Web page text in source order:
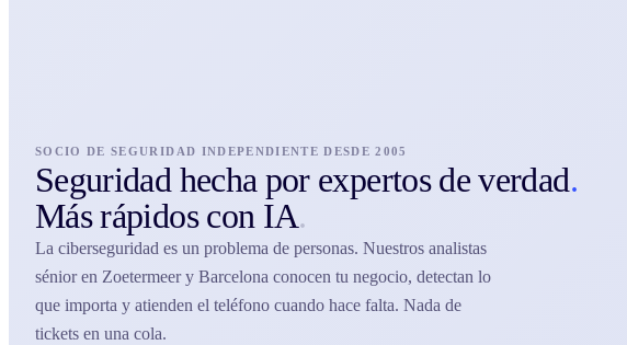
SOCIO DE SEGURIDAD INDEPENDIENTE DESDE 2005
Seguridad hecha por expertos de verdad.
Más rápidos con IA.
La ciberseguridad es un problema de personas. Nuestros analistas
sénior en Zoetermeer y Barcelona conocen tu negocio, detectan lo
que importa y atienden el teléfono cuando hace falta. Nada de
tickets en una cola.